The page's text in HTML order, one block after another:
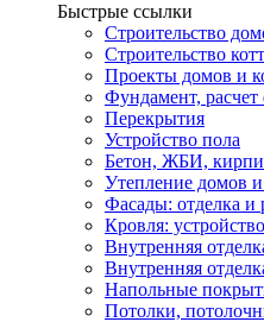
Быстрые ссылки
Строительство
Строительство
Проекты домов и
Фундамент,
Перекрытия
Устройство пола
Бетон, ЖБИ,
Утепление домов и
Фасады: отделка и
Кровля:
Внутренняя
Внутренняя
Напольные
Потолки,